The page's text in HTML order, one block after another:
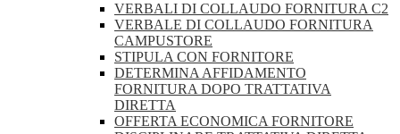
VERBALI DI COLLAUDO FORNITURA C2
VERBALE DI COLLAUDO FORNITURA
CAMPUSTORE
STIPULA CON FORNITORE
DETERMINA AFFIDAMENTO
FORNITURA DOPO TRATTATIVA
DIRETTA
OFFERTA ECONOMICA FORNITORE